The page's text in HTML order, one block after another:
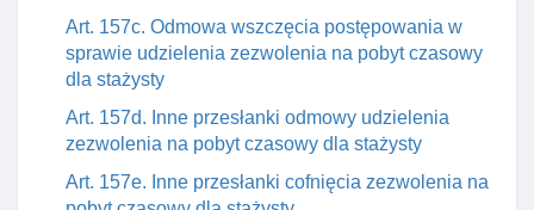
Art. 157c. Odmowa wszczęcia postępowania w
sprawie udzielenia zezwolenia na pobyt czasowy
dla stażysty
Art. 157d. Inne przesłanki odmowy udzielenia
zezwolenia na pobyt czasowy dla stażysty
Art. 157e. Inne przesłanki cofnięcia zezwolenia na